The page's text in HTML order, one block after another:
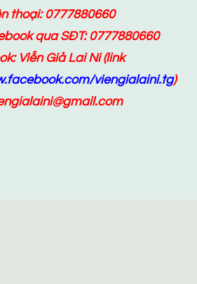
thoại: 0777880660
qua SĐT: 0777880660
Viễn Giả Lai Ni(link
viengialaini.tg)